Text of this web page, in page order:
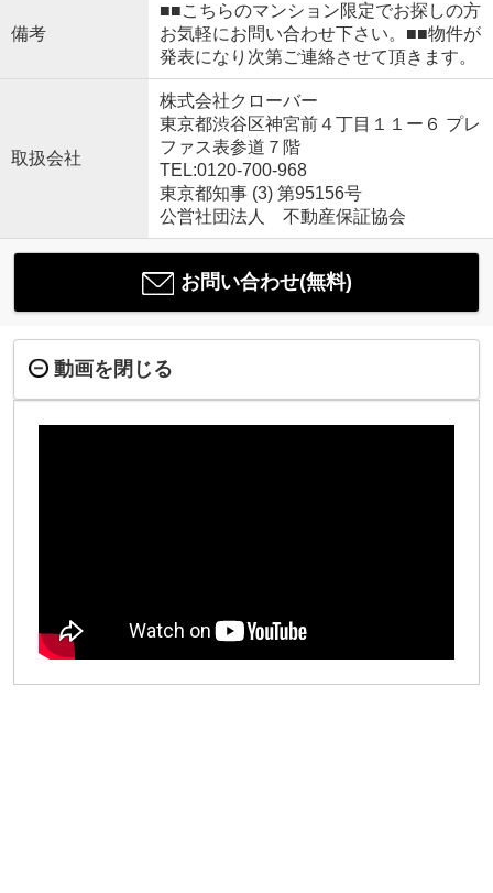
備考
■■こちらのマンション限定でお探しの方
お気軽にお問い合わせ下さい。■■物件が
発表になり次第ご連絡させて頂きます。
取扱会社
株式会社クローバー
東京都渋谷区神宮前４丁目１１ー６ プレ
ファス表参道７階
TEL:0120-700-968
東京都知事 (3) 第95156号
公営社団法人 不動産保証協会
お問い合わせ(無料)
動画を閉じる